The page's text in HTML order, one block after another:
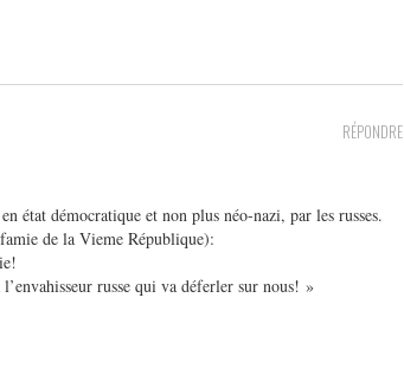
RÉPONDRE
état démocratique et non plus néo-nazi, par les russes.
de la Vieme République):
russe qui va déferler sur nous! »